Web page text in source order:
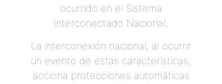
ocurrido en el Sistema
Interconectado Nacional.
La interconexión nacional, al ocurrir
un evento de estas características,
acciona protecciones automáticas